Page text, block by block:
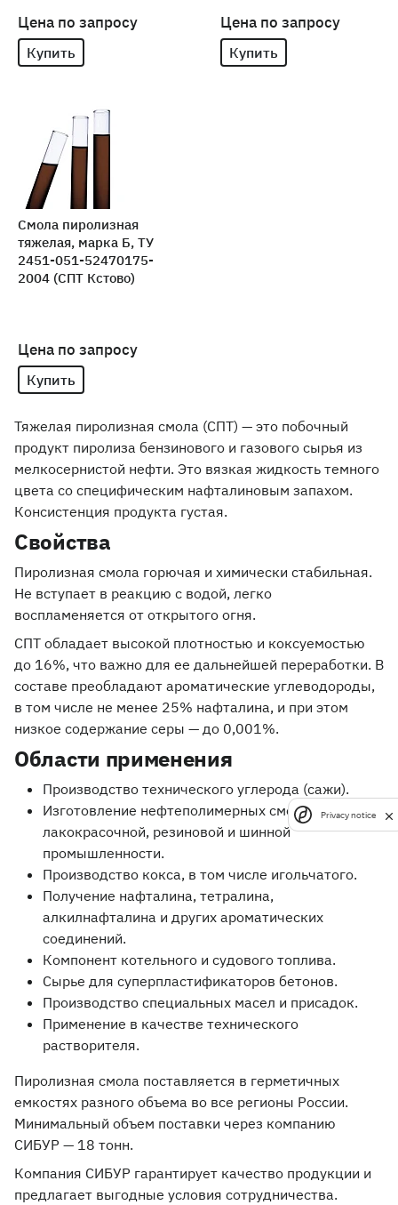
Цена по запросу
Купить
Цена по запросу
Купить
Смола пиролизная
тяжелая, марка Б, ТУ
2451-051-52470175-
2004 (СПТ Кстово)
Цена по запросу
Купить
Тяжелая пиролизная смола (СПТ) — это побочный
продукт пиролиза бензинового и газового сырья из
мелкосернистой нефти. Это вязкая жидкость темного
цвета со специфическим нафталиновым запахом.
Консистенция продукта густая.
Свойства
Пиролизная смола горючая и химически стабильная.
Не вступает в реакцию с водой, легко
воспламеняется от открытого огня.
СПТ обладает высокой плотностью и коксуемостью
до 16%, что важно для ее дальнейшей переработки. В
составе преобладают ароматические углеводороды,
в том числе не менее 25% нафталина, и при этом
низкое содержание серы — до 0,001%.
Области применения
Производство технического углерода (сажи).
Изготовление нефтеполимерных смол для
лакокрасочной, резиновой и шинной
промышленности.
Производство кокса, в том числе игольчатого.
Получение нафталина, тетралина,
алкилнафталина и других ароматических
соединений.
Компонент котельного и судового топлива.
Сырье для суперпластификаторов бетонов.
Производство специальных масел и присадок.
Применение в качестве технического
растворителя.
Пиролизная смола поставляется в герметичных
емкостях разного объема во все регионы России.
Минимальный объем поставки через компанию
СИБУР — 18 тонн.
Компания СИБУР гарантирует качество продукции и
предлагает выгодные условия сотрудничества.
Privacy notice